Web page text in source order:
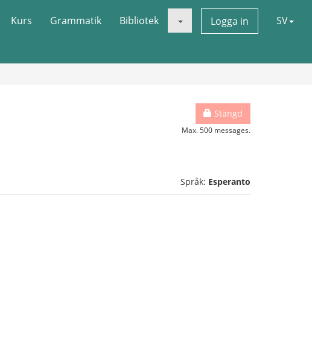
Kurs Grammatik Bibliotek Logga in SV
Stängd
Max. 500 messages.
Språk: Esperanto